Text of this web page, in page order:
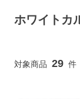
ホワイトカ
29